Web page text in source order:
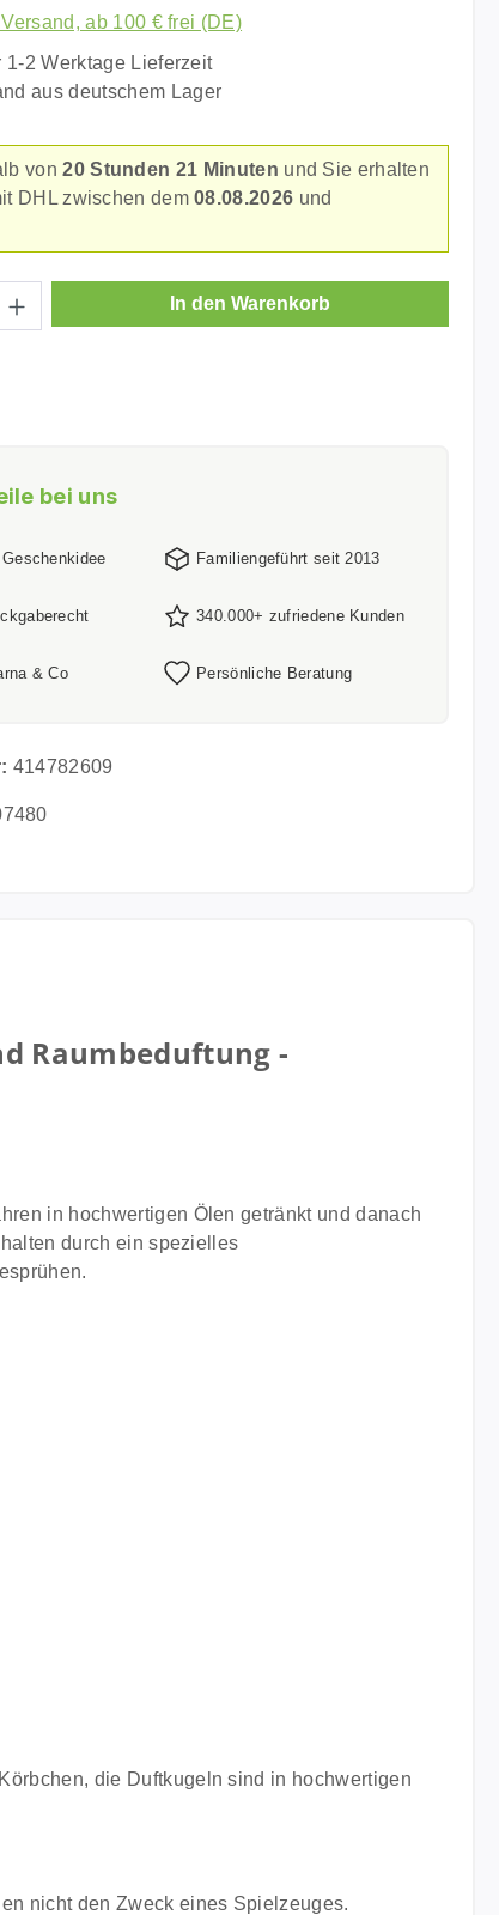
ab 100 € frei (DE)
1-2 Werktage Lieferzeit
aus deutschem Lager
von20 Stunden 21 Minuten und Sie erhalten
DHL zwischen dem08.08.2026 und
Gib den gewünschten Wert ein
In den Warenkorb
bei uns
Familiengeführt seit 2013
340.000+ zufriedene Kunden
& Co Persönliche Beratung
414782609
Raumbeduftung -
in hochwertigen Ölen getränkt und danach
durch ein spezielles
die Duftkugeln sind in hochwertigen
nicht den Zweck eines Spielzeuges.